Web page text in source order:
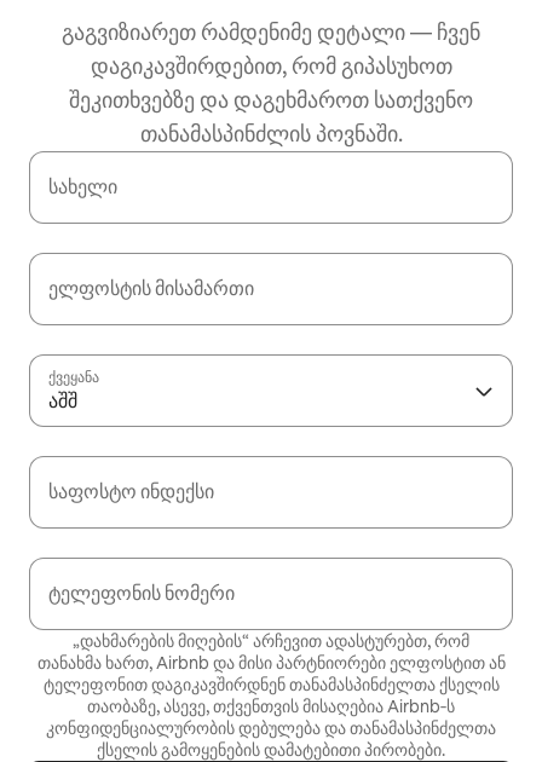
გაგვიზიარეთ რამდენიმე დეტალი — ჩვენ
დაგიკავშირდებით, რომ გიპასუხოთ
შეკითხვებზე და დაგეხმაროთ სათქვენო
თანამასპინძლის პოვნაში.
სახელი
ელფოსტის მისამართი
ქვეყანა
აშშ
საფოსტო ინდექსი
ტელეფონის ნომერი
„დახმარების მიღების“ არჩევით ადასტურებთ, რომ
თანახმა ხართ, Airbnb და მისი პარტნიორები ელფოსტით ან
ტელეფონით დაგიკავშირდნენ თანამასპინძელთა ქსელის
თაობაზე, ასევე, თქვენთვის მისაღებია Airbnb‑ს
კონფიდენციალურობის დებულებადათანამასპინძელთა
ქსელის გამოყენების დამატებითი პირობები.